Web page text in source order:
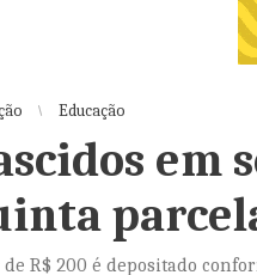
Educação
em
R$ 200 é depositado